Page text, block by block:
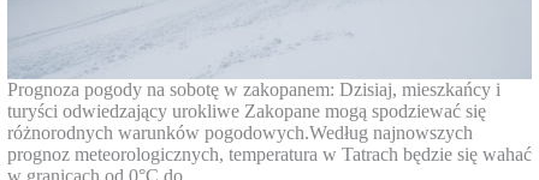
Prognoza pogody na sobotę w zakopanem: Dzisiaj, mieszkańcy i
turyści odwiedzający urokliwe Zakopane mogą spodziewać się
różnorodnych warunków pogodowych.Według najnowszych
prognoz meteorologicznych, temperatura w Tatrach będzie się wahać